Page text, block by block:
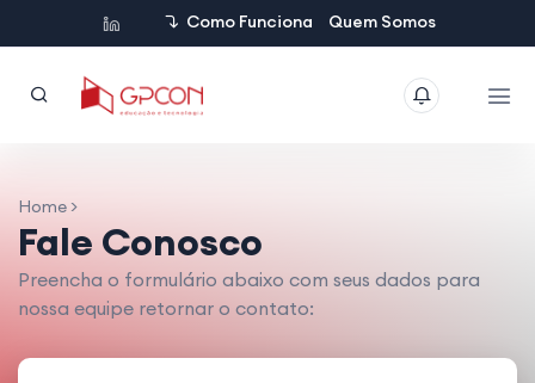
Como Funciona Quem Somos
Home >
Fale Conosco
Preencha o formulário abaixo com seus dados para
nossa equipe retornar o contato: